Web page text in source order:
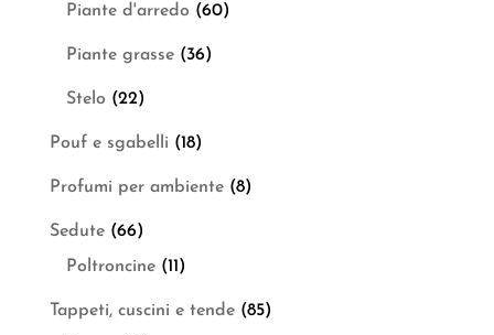
Piante d'arredo (60)
Piante grasse (36)
Stelo (22)
Pouf e sgabelli (18)
Profumi per ambiente (8)
Sedute (66)
Poltroncine (11)
Tappeti, cuscini e tende (85)